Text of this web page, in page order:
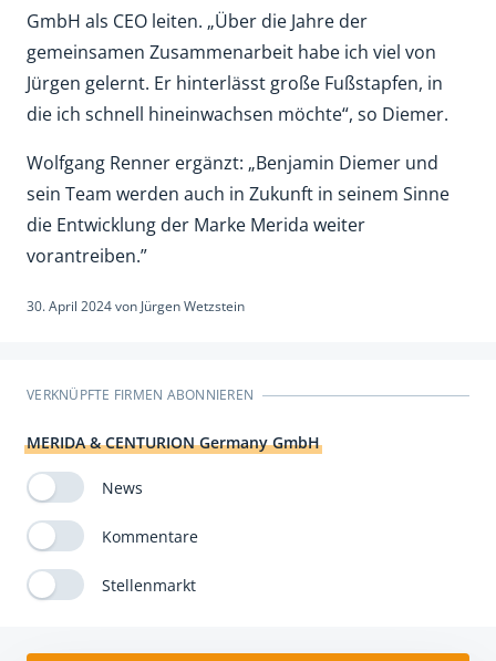
GmbH als CEO leiten. „Über die Jahre der
gemeinsamen Zusammenarbeit habe ich viel von
Jürgen gelernt. Er hinterlässt große Fußstapfen, in
die ich schnell hineinwachsen möchte“, so Diemer.
Wolfgang Renner ergänzt: „Benjamin Diemer und
sein Team werden auch in Zukunft in seinem Sinne
die Entwicklung der Marke Merida weiter
vorantreiben.”
30. April 2024von Jürgen Wetzstein
VERKNÜPFTE FIRMEN ABONNIEREN
MERIDA & CENTURION Germany GmbH
News
Kommentare
Stellenmarkt